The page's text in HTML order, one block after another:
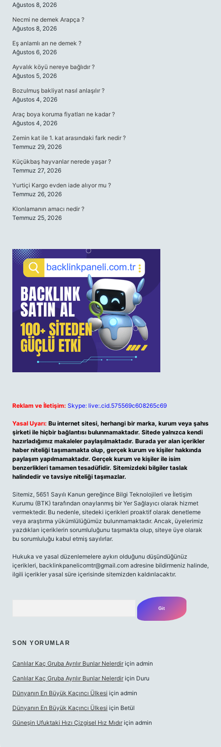
Ağustos 8, 2026
Necmi ne demek Arapça ?
Ağustos 8, 2026
Eş anlamlı arı ne demek ?
Ağustos 6, 2026
Ayvalık köyü nereye bağlıdır ?
Ağustos 5, 2026
Bozulmuş bakliyat nasıl anlaşılır ?
Ağustos 4, 2026
Araç boya koruma fiyatları ne kadar ?
Ağustos 4, 2026
Zemin kat ile 1. kat arasındaki fark nedir ?
Temmuz 29, 2026
Küçükbaş hayvanlar nerede yaşar ?
Temmuz 27, 2026
Yurtiçi Kargo evden iade alıyor mu ?
Temmuz 26, 2026
Klonlamanın amacı nedir ?
Temmuz 25, 2026
Reklam ve İletişim: Skype: live:.cid.575569c608265c69
Yasal Uyarı: Bu internet sitesi, herhangi bir marka, kurum veya şahıs
şirketi ile hiçbir bağlantısı bulunmamaktadır. Sitede yalnızca kendi
hazırladığımız makaleler paylaşılmaktadır. Burada yer alan içerikler
haber niteliği taşımamakta olup, gerçek kurum ve kişiler hakkında
paylaşım yapılmamaktadır. Gerçek kurum ve kişiler ile isim
benzerlikleri tamamen tesadüfidir. Sitemizdeki bilgiler taslak
halindedir ve tavsiye niteliği taşımazlar.
Sitemiz, 5651 Sayılı Kanun gereğince Bilgi Teknolojileri ve İletişim
Kurumu (BTK) tarafından onaylanmış bir Yer Sağlayıcı olarak hizmet
vermektedir. Bu nedenle, sitedeki içerikleri proaktif olarak denetleme
veya araştırma yükümlülüğümüz bulunmamaktadır. Ancak, üyelerimiz
yazdıkları içeriklerin sorumluluğunu taşımakta olup, siteye üye olarak
bu sorumluluğu kabul etmiş sayılırlar.
Hukuka ve yasal düzenlemelere aykırı olduğunu düşündüğünüz
içerikleri, backlinkpanelicomtr@gmail.com adresine bildirmeniz halinde,
ilgili içerikler yasal süre içerisinde sitemizden kaldırılacaktır.
SON YORUMLAR
Canlılar Kaç Gruba Ayrılır Bunlar Nelerdir için admin
Canlılar Kaç Gruba Ayrılır Bunlar Nelerdir için Duru
Dünyanın En Büyük Kaçıncı Ülkesi için admin
Dünyanın En Büyük Kaçıncı Ülkesi için Betül
Güneşin Ufuktaki Hızı Çizgisel Hız Mıdır için admin